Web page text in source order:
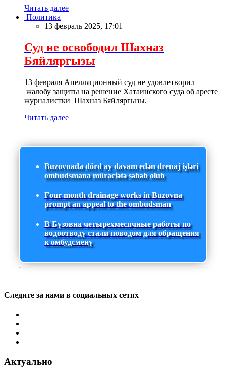
Читать далее
Политика
13 февраль 2025, 17:01
Суд не освободил Шахназ
Бяйляргызы
13 февраля Апелляционный суд не удовлетворил
жалобу защиты на решение Хатаинского суда об аресте
журналистки Шахназ Бяйляргызы.
Читать далее
Buzovnada dörd ay davam edən drenaj işləri
ombudsmana müraciətə səbəb olub
Four-month drainage works in Buzovna
prompt an appeal to the ombudsman
В Бузовна четырехмесячные работы по
водоотводу стали поводом для обращения
к омбудсмену
Следите за нами в социальных сетях
Актуально